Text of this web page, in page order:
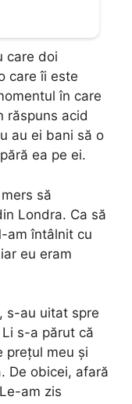
care doi
care îi este
în care
răspuns acid
au ei bani să o
ea pe ei.
să
Londra. Ca să
am întâlnit cu
eu eram
s-au uitat spre
s-a părut că
prețul meu și
De obicei, afară
am zis